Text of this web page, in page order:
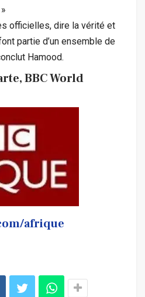
officielles, dire la vérité et
partie d’un ensemble de
Hamood.
BBC World
afrique